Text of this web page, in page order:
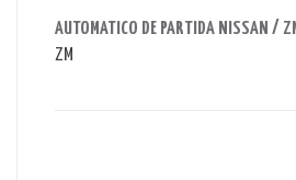
AUTOMATICO DE PARTIDA NISSAN /
ZM